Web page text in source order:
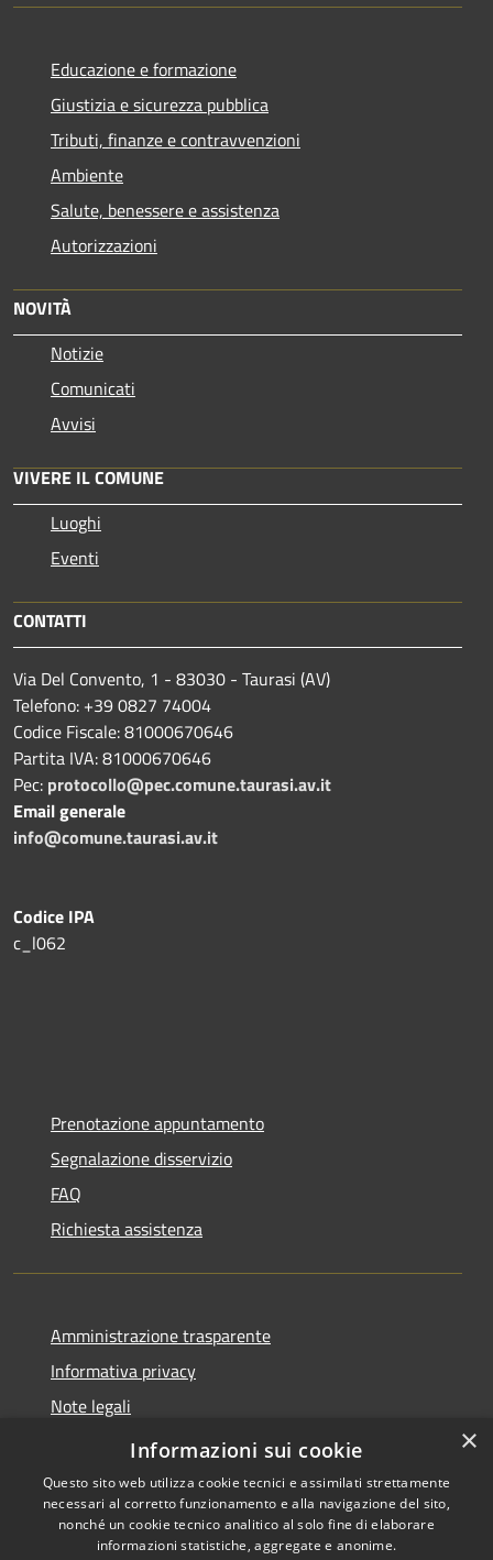
Educazione e formazione
Giustizia e sicurezza pubblica
Tributi, finanze e contravvenzioni
Ambiente
Salute, benessere e assistenza
Autorizzazioni
NOVITÀ
Notizie
Comunicati
Avvisi
VIVERE IL COMUNE
Luoghi
Eventi
CONTATTI
Via Del Convento, 1 - 83030 - Taurasi (AV)
Telefono: +39 0827 74004
Codice Fiscale: 81000670646
Partita IVA: 81000670646
Pec: protocollo@pec.comune.taurasi.av.it
Email generale
info@comune.taurasi.av.it
Codice IPA
c_l062
Prenotazione appuntamento
Segnalazione disservizio
FAQ
Richiesta assistenza
Amministrazione trasparente
Informativa privacy
Note legali
Dichiarazione di accessibilità
Copyright © 2026 • Town of
×
Informazioni sui cookie
Questo sito web utilizza cookie tecnici e assimilati strettamente
necessari al corretto funzionamento e alla navigazione del sito,
nonché un cookie tecnico analitico al solo fine di elaborare
informazioni statistiche, aggregate e anonime.